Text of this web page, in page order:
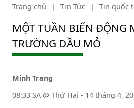
Trang chủ | Tin Tức | Tin quốc
MỘT TUẦN BIẾN ĐỘNG
TRƯỜNG DẦU MỎ
Minh Trang
08:33 SA @ Thứ Hai - 14 tháng 4,